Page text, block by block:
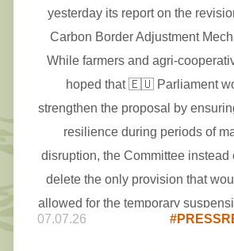
yesterday its report on the
Carbon Border Adjustment
While farmers and agri-
hoped that 🇪🇺 Parliament
strengthen the proposal by
resilience during periods of
disruption, the Committee instead
delete the only provision that
allowed for the temporary
#CBAM on fertilisers in times
07.07.26